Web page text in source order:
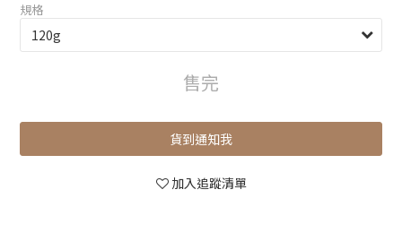
規格
售完
貨到通知我
加入追蹤清單